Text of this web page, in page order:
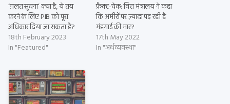
‘ग़लत सूचना’ क्या है, ये तय
करने के लिए PIB को पूरा
अधिकार दिया जा सकता है?
18th February 2023
In "Featured"
फ़ैक्ट-चेक: वित्त मंत्रालय ने कहा
कि अमीरों पर ज़्यादा पड़ रही है
मंहगाई की मार?
17th May 2022
In "अर्थव्यवस्था"